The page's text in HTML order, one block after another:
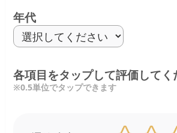
年代
各項目をタップして評価してく
※0.5単位でタップできます